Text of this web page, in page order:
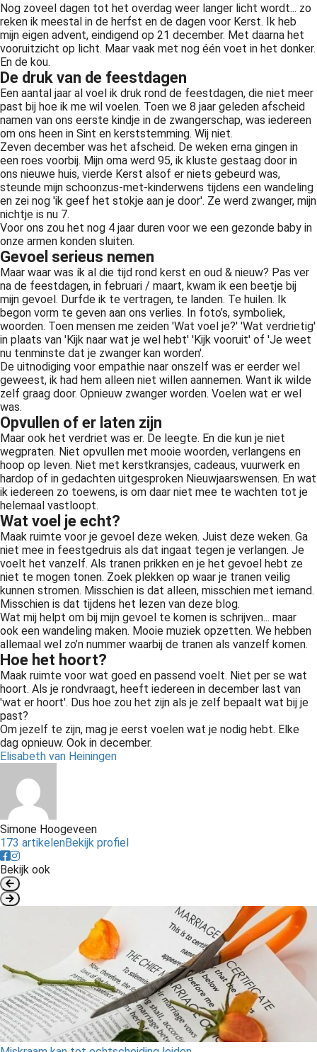
Nog zoveel dagen tot het overdag weer langer licht wordt... zo
reken ik meestal in de herfst en de dagen voor Kerst. Ik heb
mijn eigen advent, eindigend op 21 december. Met daarna het
vooruitzicht op licht. Maar vaak met nog één voet in het donker.
En de kou.
De druk van de feestdagen
Een aantal jaar al voel ik druk rond de feestdagen, die niet meer
past bij hoe ik me wil voelen. Toen we 8 jaar geleden afscheid
namen van ons eerste kindje in de zwangerschap, was iedereen
om ons heen in Sint en kerststemming. Wij niet.
Zeven december was het afscheid. De weken erna gingen in
een roes voorbij. Mijn oma werd 95, ik kluste gestaag door in
ons nieuwe huis, vierde Kerst alsof er niets gebeurd was,
steunde mijn schoonzus-met-kinderwens tijdens een wandeling
en zei nog 'ik geef het stokje aan je door'. Ze werd zwanger, mijn
nichtje is nu 7.
Voor ons zou het nog 4 jaar duren voor we een gezonde baby in
onze armen konden sluiten.
Gevoel serieus nemen
Maar waar was ík al die tijd rond kerst en oud & nieuw? Pas ver
na de feestdagen, in februari / maart, kwam ik een beetje bij
mijn gevoel. Durfde ik te vertragen, te landen. Te huilen. Ik
begon vorm te geven aan ons verlies. In foto’s, symboliek,
woorden. Toen mensen me zeiden 'Wat voel je?' 'Wat verdrietig'
in plaats van 'Kijk naar wat je wel hebt' 'Kijk vooruit' of 'Je weet
nu tenminste dat je zwanger kan worden'.
De uitnodiging voor empathie naar onszelf was er eerder wel
geweest, ik had hem alleen niet willen aannemen. Want ik wilde
zelf graag door. Opnieuw zwanger worden. Voelen wat er wel
was.
Opvullen of er laten zijn
Maar ook het verdriet was er. De leegte. En die kun je niet
wegpraten. Niet opvullen met mooie woorden, verlangens en
hoop op leven. Niet met kerstkransjes, cadeaus, vuurwerk en
hardop of in gedachten uitgesproken Nieuwjaarswensen. En wat
ik iedereen zo toewens, is om daar niet mee te wachten tot je
helemaal vastloopt.
Wat voel je echt?
Maak ruimte voor je gevoel deze weken. Juist deze weken. Ga
niet mee in feestgedruis als dat ingaat tegen je verlangen. Je
voelt het vanzelf. Als tranen prikken en je het gevoel hebt ze
niet te mogen tonen. Zoek plekken op waar je tranen veilig
kunnen stromen. Misschien is dat alleen, misschien met iemand.
Misschien is dat tijdens het lezen van deze blog.
Wat mij helpt om bij mijn gevoel te komen is schrijven... maar
ook een wandeling maken. Mooie muziek opzetten. We hebben
allemaal wel zo’n nummer waarbij de tranen als vanzelf komen.
Hoe het hoort?
Maak ruimte voor wat goed en passend voelt. Niet per se wat
hoort. Als je rondvraagt, heeft iedereen in december last van
'wat er hoort'. Dus hoe zou het zijn als je zelf bepaalt wat bij je
past?
Om jezelf te zijn, mag je eerst voelen wat je nodig hebt. Elke
dag opnieuw. Ook in december.
Elisabeth van Heiningen
Simone Hoogeveen
173 artikelenBekijk profiel
Bekijk ook